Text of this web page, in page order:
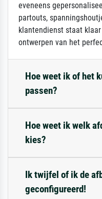
eveneens
partouts,
klantendienst staat
ontwerpen van het
Hoe weet ik of het
passen?
Hoe weet ik welk
kies?
Ik twijfel of ik de
geconfigureerd!